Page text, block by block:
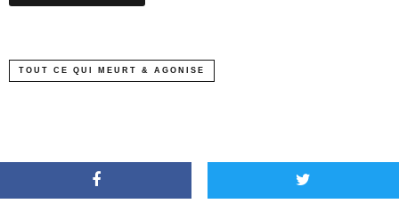
TOUT CE QUI MEURT & AGONISE